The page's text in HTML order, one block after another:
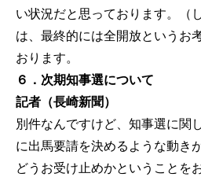
い状況だと思っております。（
は、最終的には全開放というお
おります。
６．次期知事選について
記者（長崎新聞）
別件なんですけど、知事選に関
に出馬要請を決めるような動き
どうお受け止めかということを